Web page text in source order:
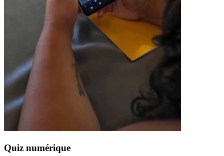
Quiz numérique